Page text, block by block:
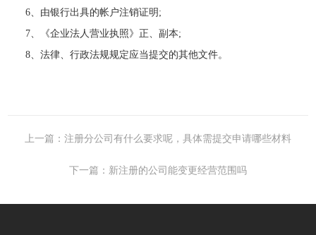
6、由银行出具的帐户注销证明;
7、《企业法人营业执照》正、副本;
8、法律、行政法规规定应当提交的其他文件。
上一篇：注册分公司有什么要求呢，具体需提交申请哪些材料
下一篇：新注册的公司能变更经营范围吗